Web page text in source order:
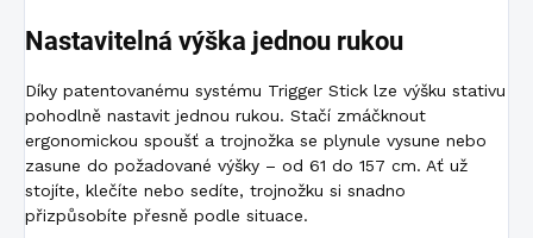
Nastavitelná výška jednou rukou
Díky patentovanému systému Trigger Stick lze výšku stativu
pohodlně nastavit jednou rukou. Stačí zmáčknout
ergonomickou spoušť a trojnožka se plynule vysune nebo
zasune do požadované výšky – od 61 do 157 cm. Ať už
stojíte, klečíte nebo sedíte, trojnožku si snadno
přizpůsobíte přesně podle situace.